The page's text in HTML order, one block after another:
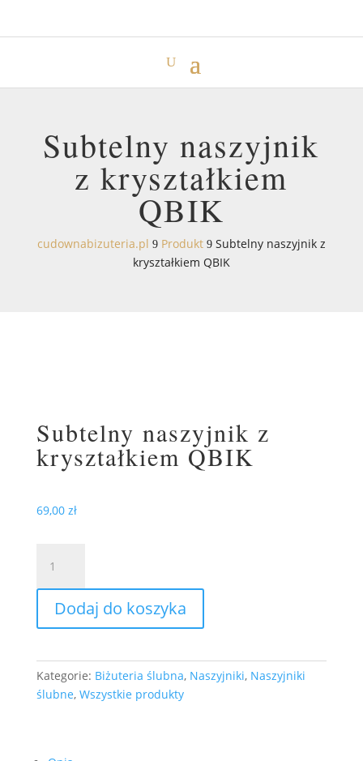
Subtelny naszyjnik
z kryształkiem
QBIK
cudownabizuteria.pl 9 Produkt 9 Subtelny naszyjnik z
kryształkiem QBIK
Subtelny naszyjnik z
kryształkiem QBIK
69,00 zł
Subtelny
naszyjnik
kryształkiem
Dodaj do koszyka
Kategorie: Biżuteria ślubna, Naszyjniki, Naszyjniki
ślubne, Wszystkie produkty